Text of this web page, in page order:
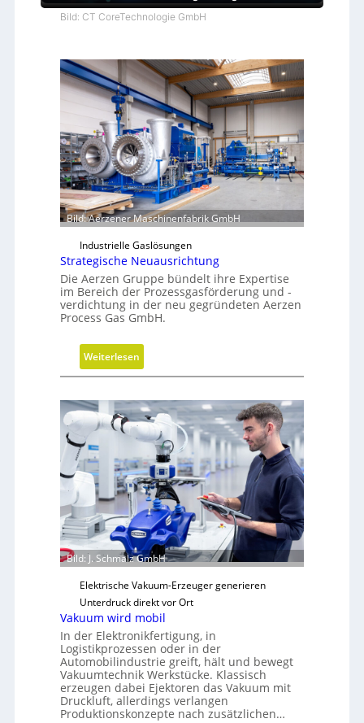
Bild: CT CoreTechnologie GmbH
Bild: Aerzener Maschinenfabrik GmbH
Industrielle Gaslösungen
Strategische Neuausrichtung
Die Aerzen Gruppe bündelt ihre Expertise
im Bereich der Prozessgasförderung und -
verdichtung in der neu gegründeten Aerzen
Process Gas GmbH.
Weiterlesen
S
r
a
t
e
g
i
s
c
h
e
a
u
s
r
i
c
Bild: J. Schmalz GmbH
Elektrische Vakuum-Erzeuger generieren
Unterdruck direkt vor Ort
Vakuum wird mobil
In der Elektronikfertigung, in
Logistikprozessen oder in der
Automobilindustrie greift, hält und bewegt
Vakuumtechnik Werkstücke. Klassisch
erzeugen dabei Ejektoren das Vakuum mit
Druckluft, allerdings verlangen
Produktionskonzepte nach zusätzlichen…